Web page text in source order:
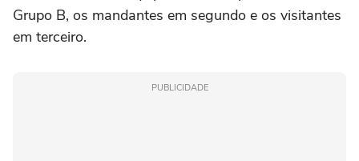
Grupo B, os mandantes em segundo e os visitantes
em terceiro.
PUBLICIDADE